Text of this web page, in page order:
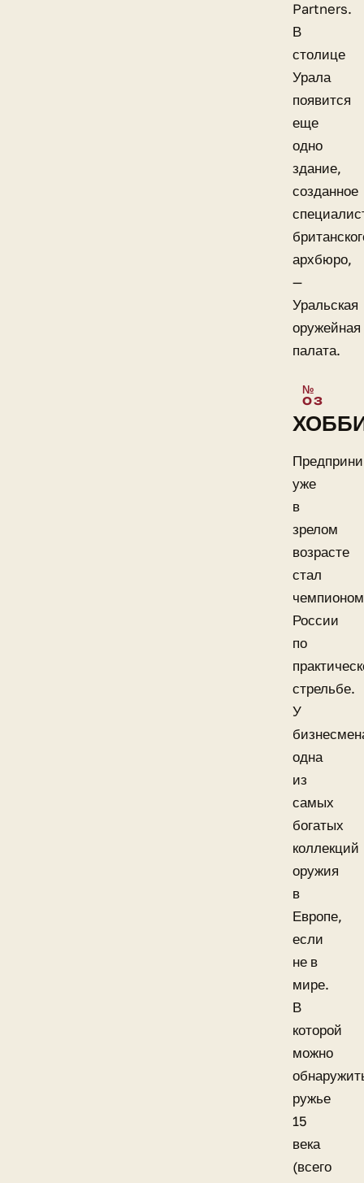
Partners.
В
столице
Урала
появится
еще
одно
здание,
созданное
архбюро,
—
Уральская
оружейная
палата.
уже
в
зрелом
возрасте
стал
чемпионом
России
по
стрельбе.
У
одна
из
самых
богатых
коллекций
оружия
в
Европе,
если
не в
мире.
В
которой
можно
ружье
15
века
(всего